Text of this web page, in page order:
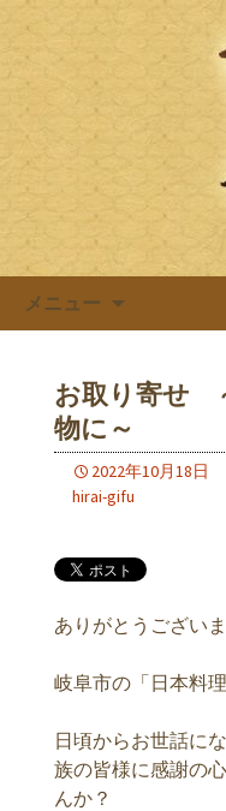
日本料理ひ
岐阜県岐阜市
らい)」は創業
る伝統と技を
てなしをして
する、蕎麦屋
ん)」は、つな
麦を提供。
メニュー
お取り寄せ
物に～
2022年10月18日
hirai-gifu
ありがとうございま
岐阜市の「日本料
日頃からお世話に
族の皆様に感謝の
んか？